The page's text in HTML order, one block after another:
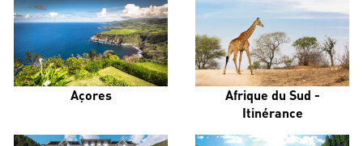
Açores
Afrique du Sud -
Itinérance